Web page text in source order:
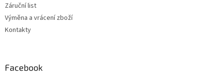
Záruční list
Výměna a vrácení zboží
Kontakty
Facebook